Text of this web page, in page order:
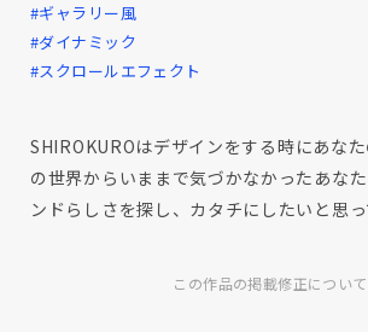
#ギャラリー風
#ダイナミック
#スクロールエフェクト
SHIROKUROはデザインをする時にあな
の世界からいままで気づかなかったあな
ンドらしさを探し、カタチにしたいと思っ
この作品の掲載修正について